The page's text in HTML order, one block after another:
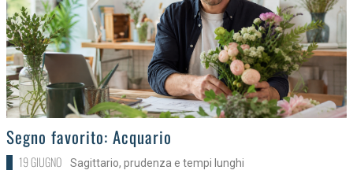
>
Segno favorito: Acquario
19 GIUGNO Sagittario, prudenza e tempi lunghi